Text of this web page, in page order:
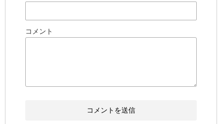
コメント